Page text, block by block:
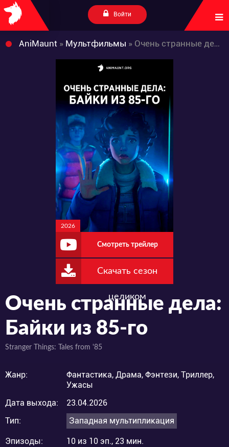
Войти
AniMaunt » Мультфильмы » Очень странные дела: Байки из 85-го
2026
Смотреть трейлер
Скачать сезон
целиком
Очень странные дела:
Байки из 85-го
Stranger Things: Tales from '85
Жанр:
Фантастика, Драма, Фэнтези, Триллер,
Ужасы
Дата выхода:
23.04.2026
Тип:
Западная мультипликация
Эпизоды:
10 из 10 эп., 23 мин.